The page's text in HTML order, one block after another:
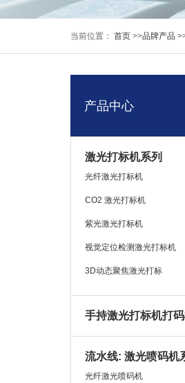
当前位置： 首页 >>品牌产品
产品中心
激光打标机系列
光纤激光打标机
CO2 激光打标机
紫光激光打标机
视觉定位检测激光打标机
3D动态聚焦激光打标
手持激光打标机打
流水线: 激光喷码机
光纤激光喷码机